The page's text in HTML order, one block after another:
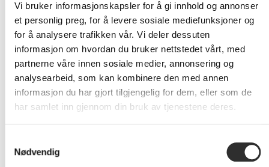
Vi bruker informasjonskapsler for å gi innhold og annonser
et personlig preg, for å levere sosiale mediefunksjoner og
for å analysere trafikken vår. Vi deler dessuten
informasjon om hvordan du bruker nettstedet vårt, med
partnerne våre innen sosiale medier, annonsering og
analysearbeid, som kan kombinere den med annen
informasjon du har gjort tilgjengelig for dem, eller som de
har samlet inn gjennom din bruk av tjenestene deres.
Nødvendig
Sterke, fyldige farger selv i sterkt opplyste rom
Skarpe, effektfulle bilder
Sofistikert design og utmerket installasjonsfleksibilitet
Lysere i lengre tid
Designet med intelligens
Problemfri rengjøring av filteret
Kloning av data
Automatisk valg av inngang
Automatisk påslåing
Selv kraftige projektorer kan ha problemer med utvaskede